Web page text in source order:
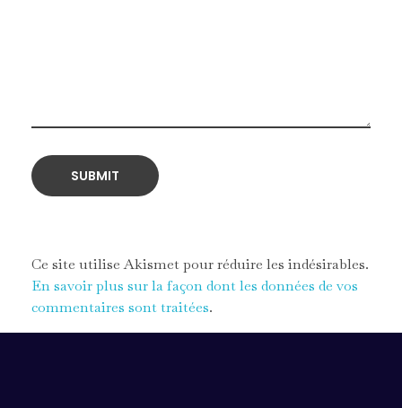
Ce site utilise Akismet pour réduire les indésirables.
En savoir plus sur la façon dont les données de vos
commentaires sont traitées.